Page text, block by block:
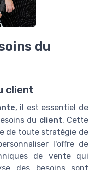
du
client
, il est essentiel de
du client. Cette
de toute stratégie de
l'offre de
de vente qui
des besoins sont